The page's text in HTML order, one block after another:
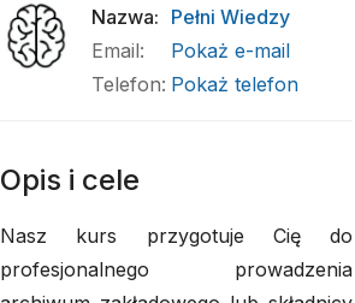
Nazwa: Pełni Wiedzy
Email:
Pokaż e-mail
Telefon: Pokaż telefon
Opis i cele
Nasz kurs przygotuje Cię do
profesjonalnego prowadzenia